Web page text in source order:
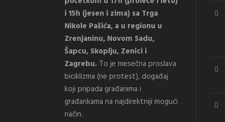
i 15h (jesen i zima) sa Trga
Nikole Pašića, a u regionu u
Zrenjaninu, Novom Sadu,
Šapcu, Skoplju, Zenici i
Zagrebu. To je mesečna proslava
biciklizma (ne protest), događaj
koji pripada građanima i
građankama na najdirektniji mogući
način.